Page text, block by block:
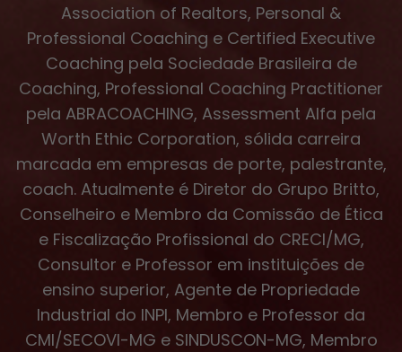
Association of Realtors, Personal &
Professional Coaching e Certified Executive
Coaching pela Sociedade Brasileira de
Coaching, Professional Coaching Practitioner
pela ABRACOACHING, Assessment Alfa pela
Worth Ethic Corporation, sólida carreira
marcada em empresas de porte, palestrante,
coach. Atualmente é Diretor do Grupo Britto,
Conselheiro e Membro da Comissão de Ética
e Fiscalização Profissional do CRECI/MG,
Consultor e Professor em instituições de
ensino superior, Agente de Propriedade
Industrial do INPI, Membro e Professor da
CMI/SECOVI-MG e SINDUSCON-MG, Membro